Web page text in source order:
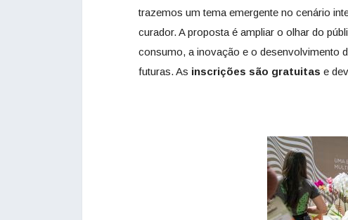
trazemos um tema emergente no cenário
curador. A proposta é ampliar o olhar do
consumo, a inovação e o desenvolvimento
futuras. As inscrições são gratuitas e